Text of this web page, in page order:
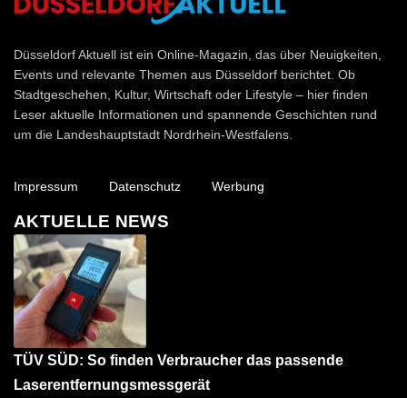
Düsseldorf Aktuell
Düsseldorf Aktuell ist ein Online-Magazin, das über Neuigkeiten,
Events und relevante Themen aus Düsseldorf berichtet. Ob
Stadtgeschehen, Kultur, Wirtschaft oder Lifestyle – hier finden
Leser aktuelle Informationen und spannende Geschichten rund
um die Landeshauptstadt Nordrhein-Westfalens.
Impressum Datenschutz Werbung
AKTUELLE NEWS
TÜV SÜD: So finden Verbraucher das passende
Laserentfernungsmessgerät